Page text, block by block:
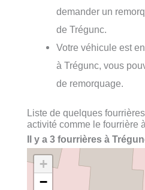
demander un
de Trégunc.
Votre véhicule est
à Trégunc, vous
de remorquage.
Liste de quelques
activité comme le fourrière
Il y a 3 fourrières à
+
−